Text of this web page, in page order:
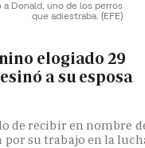
Donald, uno de los perros
que adiestraba. (EFE)
elogiado 29
a su esposa
de recibir en nombre
su trabajo en la